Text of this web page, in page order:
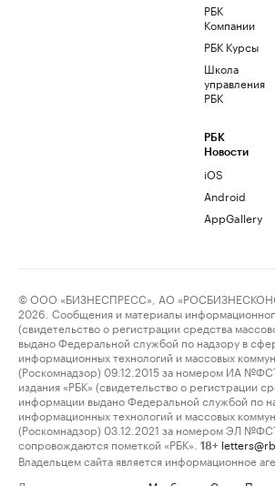
РБК
Компании
РБК Курсы
Школа
управления
РБК
РБК
Новости
iOS
Android
AppGallery
© ООО «БИЗНЕСПРЕСС», АО
2026. Сообщения и материалы
(свидетельство о регистрации средства
выдано Федеральной службой по надзору в
информационных технологий и массовых
(Роскомнадзор) 09.12.2015 за номером ИА
издания «РБК» (свидетельство о регистрации
информации выдано Федеральной службой по
информационных технологий и массовых
(Роскомнадзор) 03.12.2021 за номером ЭЛ
сопровождаются пометкой «РБК».
18+
Владельцем сайта является информационное